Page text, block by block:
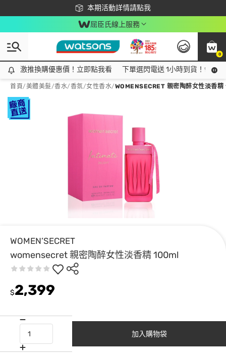
本期活動詳情請點我
下載app最高回饋$350
屈臣氏線上服務
0
激推換購優惠價！立即點我看
激推換購優惠價！立即點我看 下單選閃電送 1小時到貨！領神
首頁/美體美髮/香水/香氛/女性香水/WOMENSECRET 親密陶醉女性淡香
WOMEN’SECRET
womensecret 親密陶醉女性淡香精 100ml
$2,399
加入購物袋